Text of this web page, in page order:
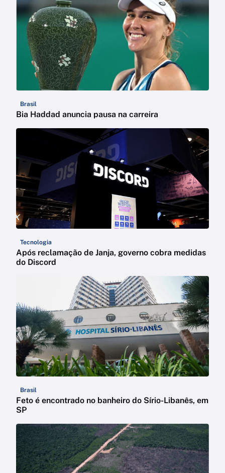
Brasil
Bia Haddad anuncia pausa na carreira
Tecnologia
Após reclamação de Janja, governo cobra medidas
do Discord
Brasil
Feto é encontrado no banheiro do Sírio-Libanês, em
SP